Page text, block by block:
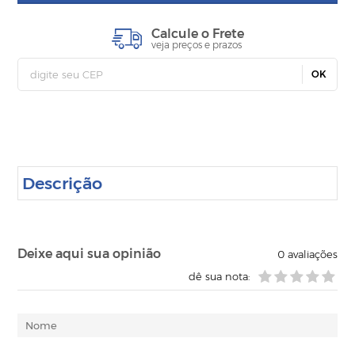
Calcule o Frete
veja preços e prazos
OK
Descrição
Deixe aqui sua opinião 0avaliações
dê sua nota: